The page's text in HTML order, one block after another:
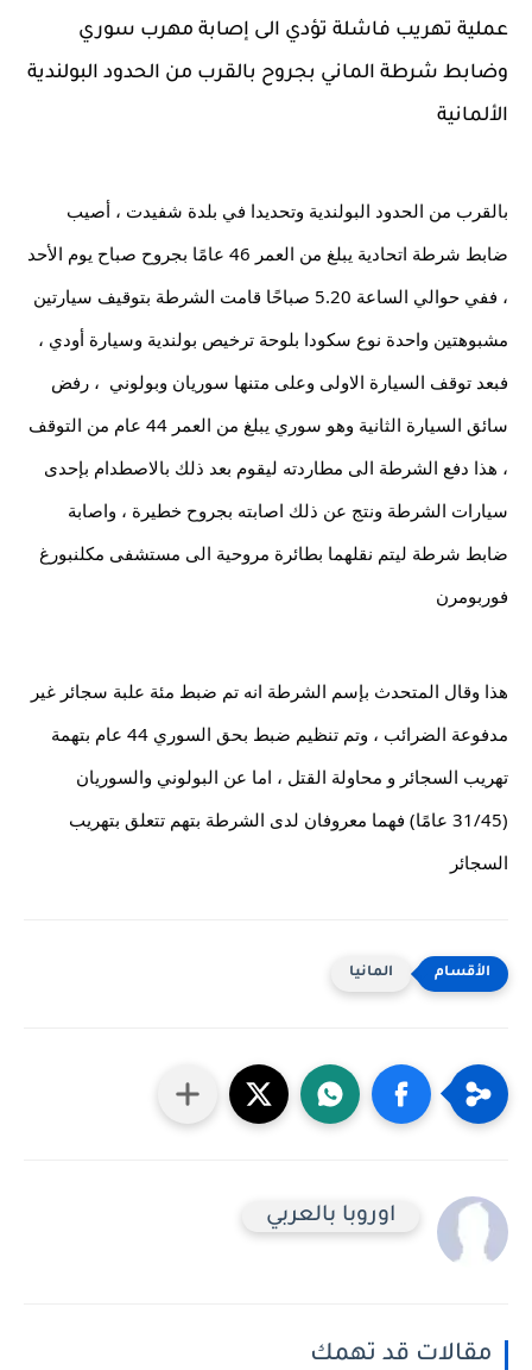
عملية تهريب فاشلة تؤدي الى إصابة مهرب سوري
وضابط شرطة الماني بجروح بالقرب من الحدود البولندية
الألمانية
فوربومرن
السجائر
المانيا
اوروبا بالعربي
مقالات قد تهمك